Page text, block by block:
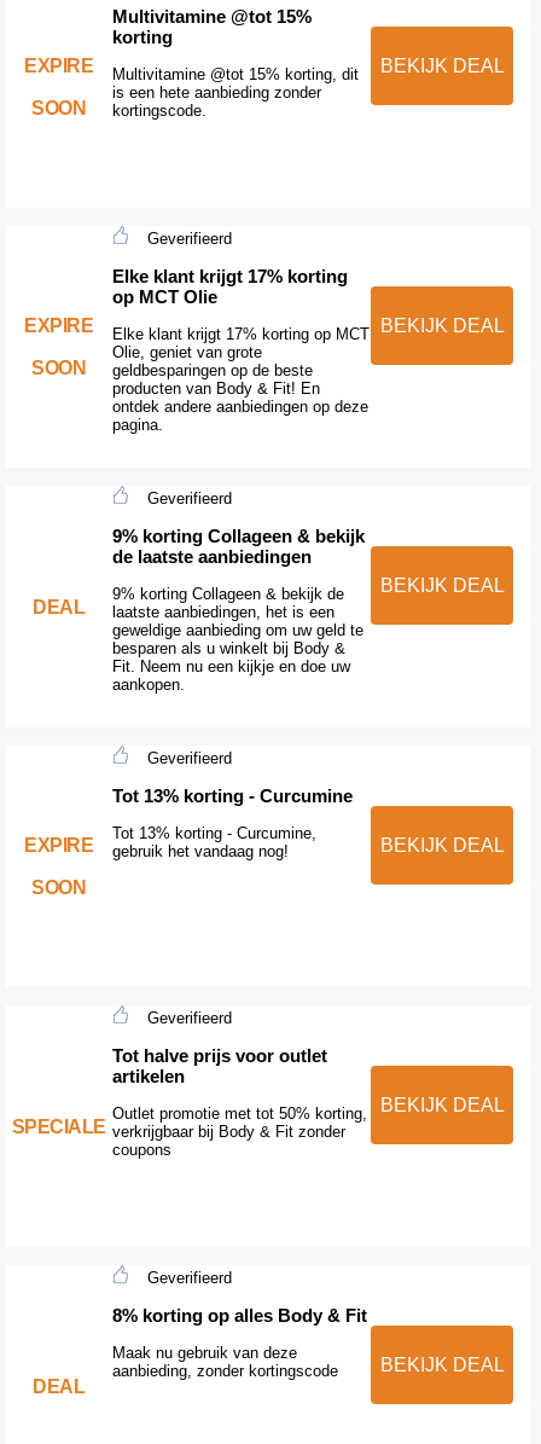
EXPIRE
SOON
Multivitamine @tot 15%
korting
Multivitamine @tot 15% korting, dit
is een hete aanbieding zonder
kortingscode.
BEKIJK DEAL
EXPIRE
SOON
Geverifieerd
Elke klant krijgt 17% korting
op MCT Olie
Elke klant krijgt 17% korting op MCT
Olie, geniet van grote
geldbesparingen op de beste
producten van Body & Fit! En
ontdek andere aanbiedingen op deze
pagina.
BEKIJK DEAL
DEAL
Geverifieerd
9% korting Collageen & bekijk
de laatste aanbiedingen
9% korting Collageen & bekijk de
laatste aanbiedingen, het is een
geweldige aanbieding om uw geld te
besparen als u winkelt bij Body &
Fit. Neem nu een kijkje en doe uw
aankopen.
BEKIJK DEAL
EXPIRE
SOON
Geverifieerd
Tot 13% korting - Curcumine
Tot 13% korting - Curcumine,
gebruik het vandaag nog!
BEKIJK DEAL
SPECIALE
Geverifieerd
Tot halve prijs voor outlet
artikelen
Outlet promotie met tot 50% korting,
verkrijgbaar bij Body & Fit zonder
coupons
BEKIJK DEAL
DEAL
Geverifieerd
8% korting op alles Body & Fit
Maak nu gebruik van deze
aanbieding, zonder kortingscode
BEKIJK DEAL